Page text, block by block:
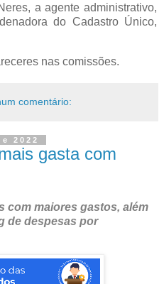
a agente administrativo,
do Cadastro Único,
nas comissões.
comentário:
2022
gasta com
com maiores gastos, além
de despesas por